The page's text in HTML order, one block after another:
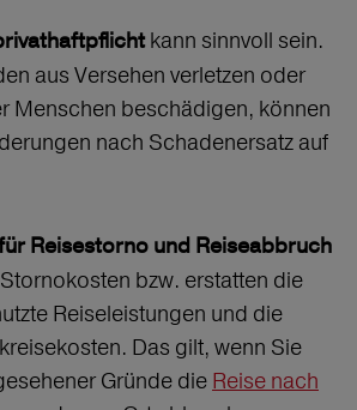
kann sinnvoll sein.
aus Versehen verletzen oder
Menschen beschädigen, können
nach Schadenersatz auf
Reisestorno und Reiseabbruch
bzw. erstatten die
Reiseleistungen und die
Das gilt, wenn Sie
Gründe die Reise nach